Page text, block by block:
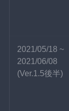
2021/05/18 ~
2021/06/08
(Ver.1.5後半)